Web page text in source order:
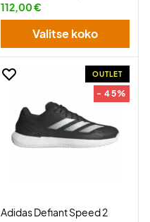
112,00 €
Valitse koko
OUTLET
- 45%
Adidas Defiant Speed 2